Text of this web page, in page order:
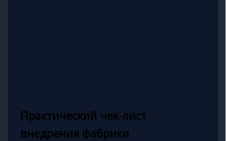
Практический чек-лист
внедрения фабрики